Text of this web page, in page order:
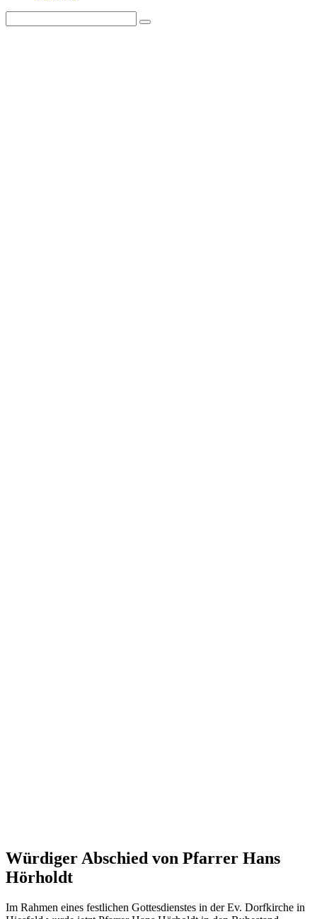
for:
Search
Würdiger Abschied von Pfarrer Hans
Hörholdt
Im Rahmen eines festlichen Gottesdienstes in der Ev. Dorfkirche in